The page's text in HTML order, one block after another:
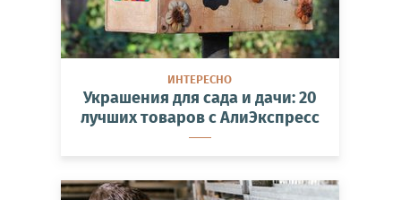
ИНТЕРЕСНО
Украшения для сада и дачи: 20
лучших товаров с АлиЭкспресс